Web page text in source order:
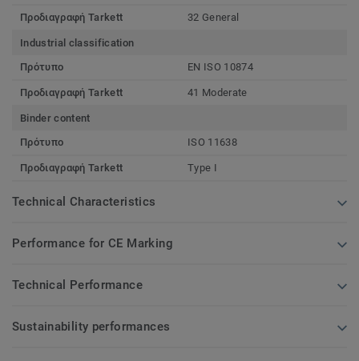
Προδιαγραφή Tarkett 32 General
Industrial classification
Πρότυπο
EN ISO 10874
Προδιαγραφή Tarkett 41 Moderate
Binder content
Πρότυπο
ISO 11638
Προδιαγραφή Tarkett Type I
Technical Characteristics
Performance for CE Marking
Technical Performance
Sustainability performances